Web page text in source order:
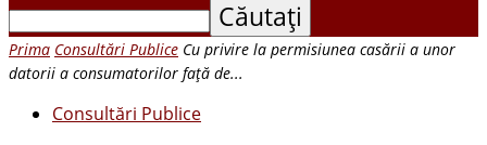
Prima Consultări Publice Cu privire la permisiunea casării a unor
datorii a consumatorilor faţă de...
Consultări Publice